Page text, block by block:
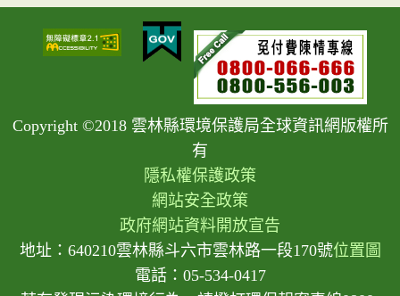
Copyright ©2018 雲林縣環境保護局全球資訊網版權所
有
隱私權保護政策
網站安全政策
政府網站資料開放宣告
地址：640210雲林縣斗六市雲林路一段170號位置圖
電話：05-534-0417